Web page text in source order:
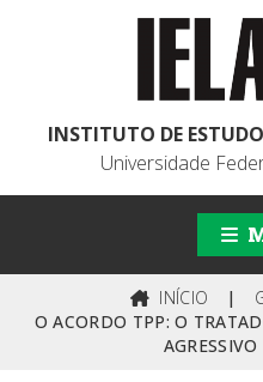
INSTITUTO DE
Universidade
INÍCIO |
O ACORDO TPP: O